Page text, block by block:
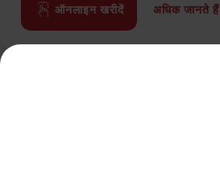
ऑनलाइन खरीदें अधिक जानते हैं